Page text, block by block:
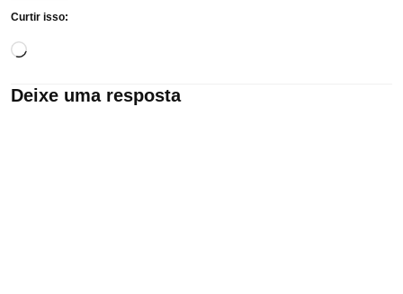
Curtir isso:
Carregando...
Deixe uma resposta